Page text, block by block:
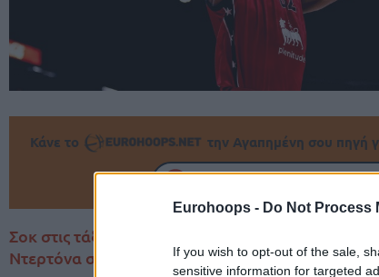
Eurohoops - Do Not Process
If you wish to opt-out of the sale,
sensitive information for targeted
Κάνε το την Αγαπημένη σου πηγή
Σοκ στις τάξεις της Αρμάνι τόσο με τον Νίμπο
Ντερτόνα στην πρεμιέρα του ιταλικού